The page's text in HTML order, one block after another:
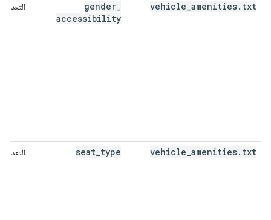
vehicle amenities. txt
gender
accessibility
التعداد
vehicle amenities. txt
seat type التعداد